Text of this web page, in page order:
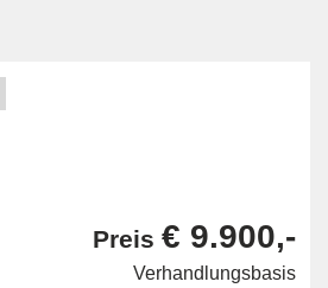
Preis € 9.900,-
Verhandlungsbasis